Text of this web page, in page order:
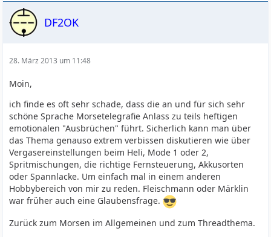
DF2OK
28. März 2013 um 11:48
Moin,
ich finde es oft sehr schade, dass die an und für sich sehr
schöne Sprache Morsetelegrafie Anlass zu teils heftigen
emotionalen "Ausbrüchen" führt. Sicherlich kann man über
das Thema genauso extrem verbissen diskutieren wie über
Vergasereinstellungen beim Heli, Mode 1 oder 2,
Spritmischungen, die richtige Fernsteuerung, Akkusorten
oder Spannlacke. Um einfach mal in einem anderen
Hobbybereich von mir zu reden. Fleischmann oder Märklin
war früher auch eine Glaubensfrage.
Zurück zum Morsen im Allgemeinen und zum Threadthema.